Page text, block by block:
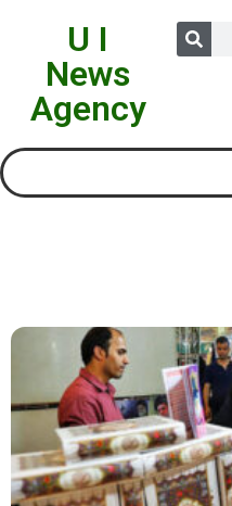
U I
News
Agency